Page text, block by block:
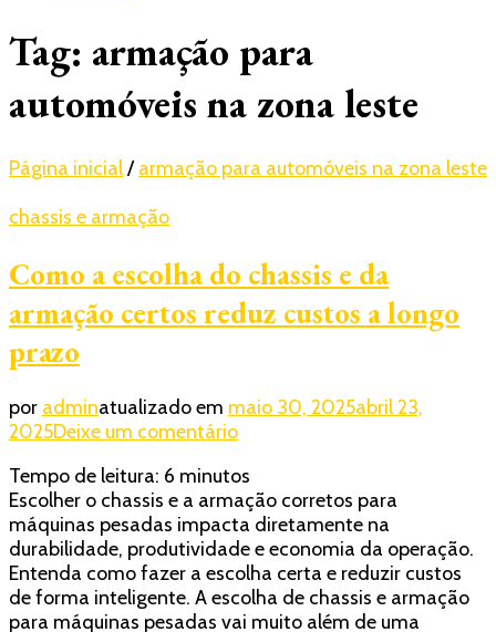
Tag: armação para
automóveis na zona leste
Página inicial/ armação para automóveis na zona leste
chassis e armação
Como a escolha do chassis e da
armação certos reduz custos a longo
prazo
por adminatualizado em maio 30, 2025abril 23,
2025Deixe um comentárioem
a
escolha
do
chassis
e
da
armação
Tempo de leitura: 6 minutos
Escolher o chassis e a armação corretos para
máquinas pesadas impacta diretamente na
durabilidade, produtividade e economia da operação.
Entenda como fazer a escolha certa e reduzir custos
de forma inteligente. A escolha de chassis e armação
para máquinas pesadas vai muito além de uma